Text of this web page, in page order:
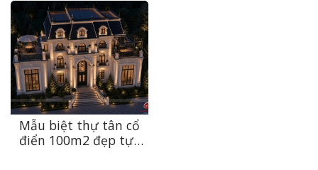
vững theo thời gian
tại Ninh Bình
Mẫu biệt thự tân cổ
điển 100m2 đẹp tựa